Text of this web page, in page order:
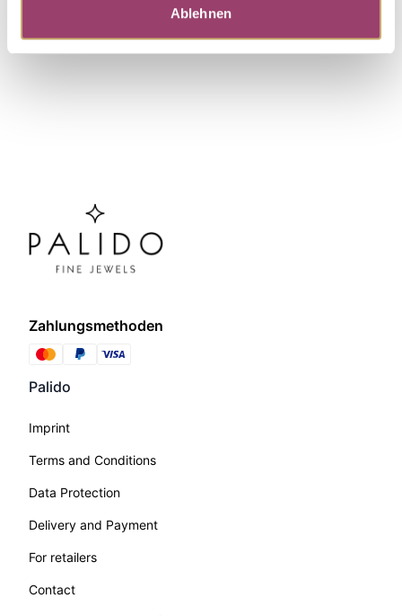
Ablehnen
Discover more pieces.
Zahlungsmethoden
Palido
Imprint
Terms and Conditions
Data Protection
Delivery and Payment
For retailers
Contact